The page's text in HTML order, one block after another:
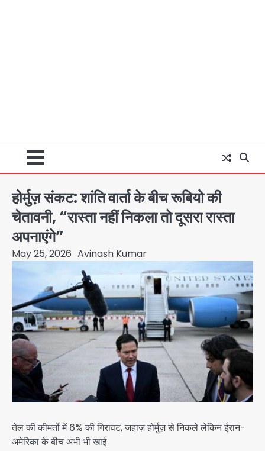
होर्मुज़ संकट: शांति वार्ता के बीच रूबियो की
चेतावनी, “रास्ता नहीं निकला तो दूसरा रास्ता
अपनाएंगे”
May 25, 2026 Avinash Kumar
तेल की कीमतों में 6% की गिरावट, जहाज़ होर्मुज़ से निकले लेकिन ईरान-
अमेरिका के बीच अभी भी खाई